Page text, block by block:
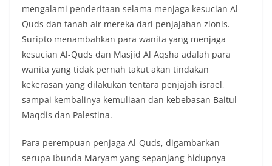
mengalami penderitaan selama menjaga kesucian Al-
Quds dan tanah air mereka dari penjajahan zionis.
Suripto menambahkan para wanita yang menjaga
kesucian Al-Quds dan Masjid Al Aqsha adalah para
wanita yang tidak pernah takut akan tindakan
kekerasan yang dilakukan tentara penjajah israel,
sampai kembalinya kemuliaan dan kebebasan Baitul
Maqdis dan Palestina.
Para perempuan penjaga Al-Quds, digambarkan
serupa Ibunda Maryam yang sepanjang hidupnya